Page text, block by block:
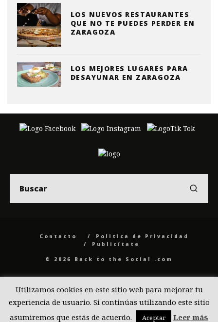
LOS NUEVOS RESTAURANTES
QUE NO TE PUEDES PERDER EN
ZARAGOZA
LOS MEJORES LUGARES PARA
DESAYUNAR EN ZARAGOZA
Contacto
Politica de Privacidad
Publicítate
© 2026 Back to the Social .com
Utilizamos cookies en este sitio web para mejorar tu
experiencia de usuario. Si continúas utilizando este sitio
asumiremos que estás de acuerdo.
Aceptar Leer más